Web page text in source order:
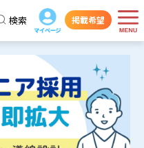
掲載希望
検索